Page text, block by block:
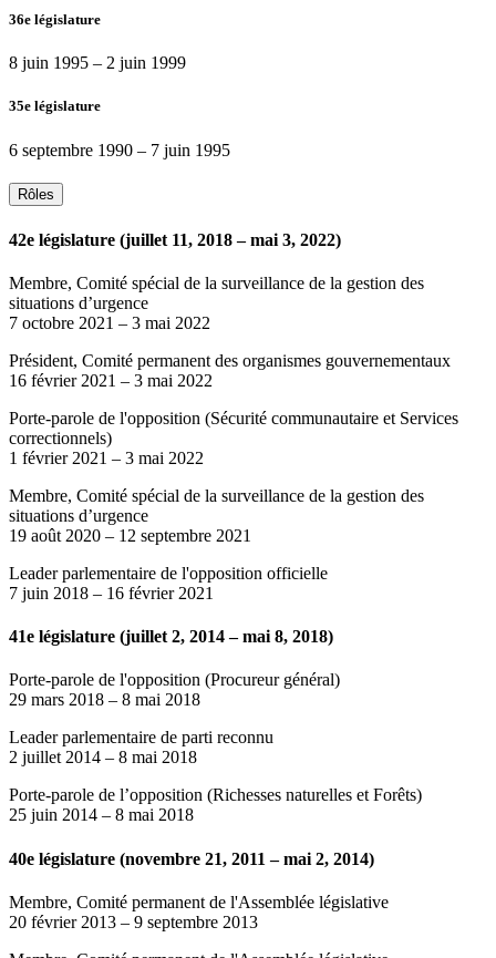
36e législature
8 juin 1995 – 2 juin 1999
35e législature
6 septembre 1990 – 7 juin 1995
Rôles
42e législature (juillet 11, 2018 – mai 3, 2022)
Membre, Comité spécial de la surveillance de la gestion des
situations d’urgence
7 octobre 2021 – 3 mai 2022
Président, Comité permanent des organismes gouvernementaux
16 février 2021 – 3 mai 2022
Porte-parole de l'opposition (Sécurité communautaire et Services
correctionnels)
1 février 2021 – 3 mai 2022
Membre, Comité spécial de la surveillance de la gestion des
situations d’urgence
19 août 2020 – 12 septembre 2021
Leader parlementaire de l'opposition officielle
7 juin 2018 – 16 février 2021
41e législature (juillet 2, 2014 – mai 8, 2018)
Porte-parole de l'opposition (Procureur général)
29 mars 2018 – 8 mai 2018
Leader parlementaire de parti reconnu
2 juillet 2014 – 8 mai 2018
Porte-parole de l’opposition (Richesses naturelles et Forêts)
25 juin 2014 – 8 mai 2018
40e législature (novembre 21, 2011 – mai 2, 2014)
Membre, Comité permanent de l'Assemblée législative
20 février 2013 – 9 septembre 2013